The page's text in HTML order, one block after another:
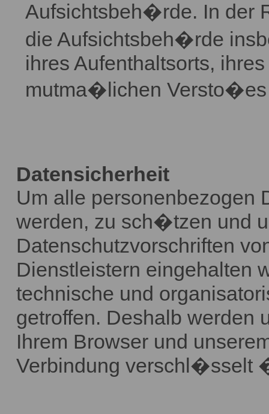
Aufsichtsbeh�rde. In der
die Aufsichtsbeh�rde
ihres Aufenthaltsorts,
mutma�lichen Versto�es
Datensicherheit
Um alle personenbezogen
werden, zu sch�tzen und
Datenschutzvorschriften
Dienstleistern eingehalten
technische und
getroffen. Deshalb werden
Ihrem Browser und
Verbindung verschl�sselt